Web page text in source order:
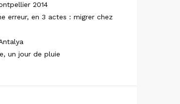
2014
erreur, en 3 actes : migrer chez
un jour de pluie